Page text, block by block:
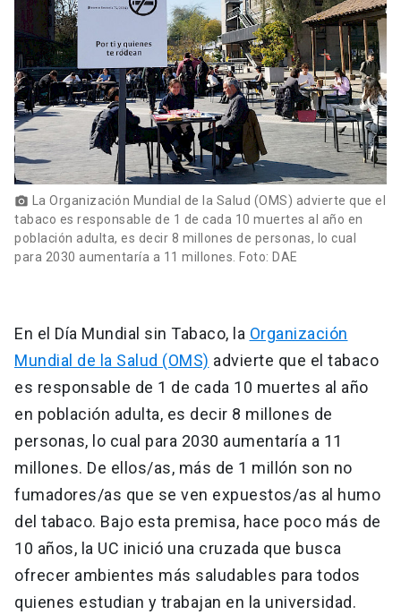
photo_camera La Organización Mundial de la Salud (OMS) advierte que el
tabaco es responsable de 1 de cada 10 muertes al año en
población adulta, es decir 8 millones de personas, lo cual
para 2030 aumentaría a 11 millones. Foto: DAE
En el Día Mundial sin Tabaco, la Organización
Mundial de la Salud (OMS) advierte que el tabaco
es responsable de 1 de cada 10 muertes al año
en población adulta, es decir 8 millones de
personas, lo cual para 2030 aumentaría a 11
millones. De ellos/as, más de 1 millón son no
fumadores/as que se ven expuestos/as al humo
del tabaco. Bajo esta premisa, hace poco más de
10 años, la UC inició una cruzada que busca
ofrecer ambientes más saludables para todos
quienes estudian y trabajan en la universidad.